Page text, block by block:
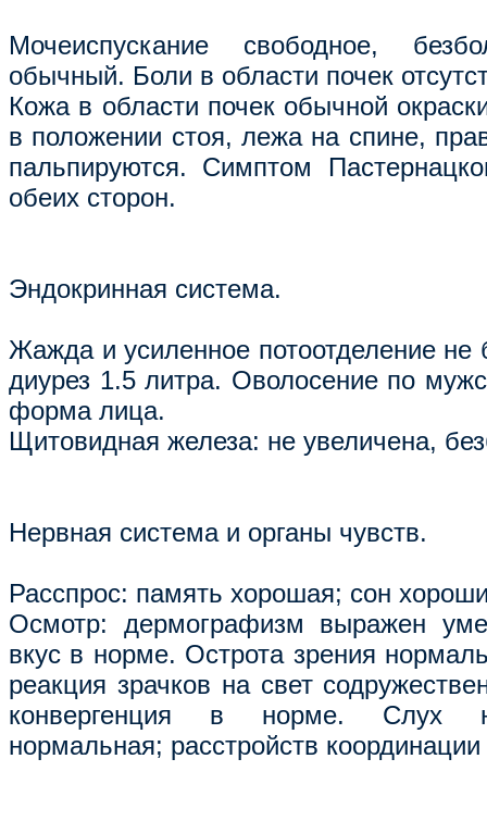
Мочеиспускание свободное,
обычный. Боли в области почек
Кожа в области почек обычной
в положении стоя, лежа на спине,
пальпируются. Симптом
обеих сторон.
Эндокринная система.
Жажда и усиленное потоотделение не
диурез 1.5 литра. Оволосение по
форма лица.
Щитовидная железа: не увеличена,
Нервная система и органы чувств.
Расспрос: память хорошая; сон
Осмотр: дермографизм выражен
вкус в норме. Острота зрения
реакция зрачков на свет
конвергенция в норме. Слух
нормальная; расстройств